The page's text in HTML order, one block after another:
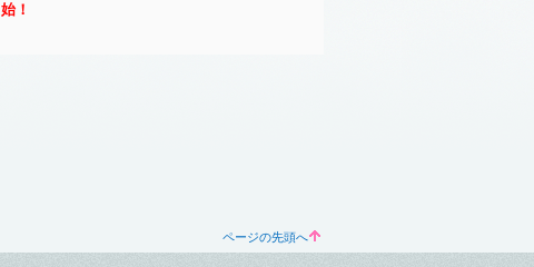
始！
ページの先頭へ